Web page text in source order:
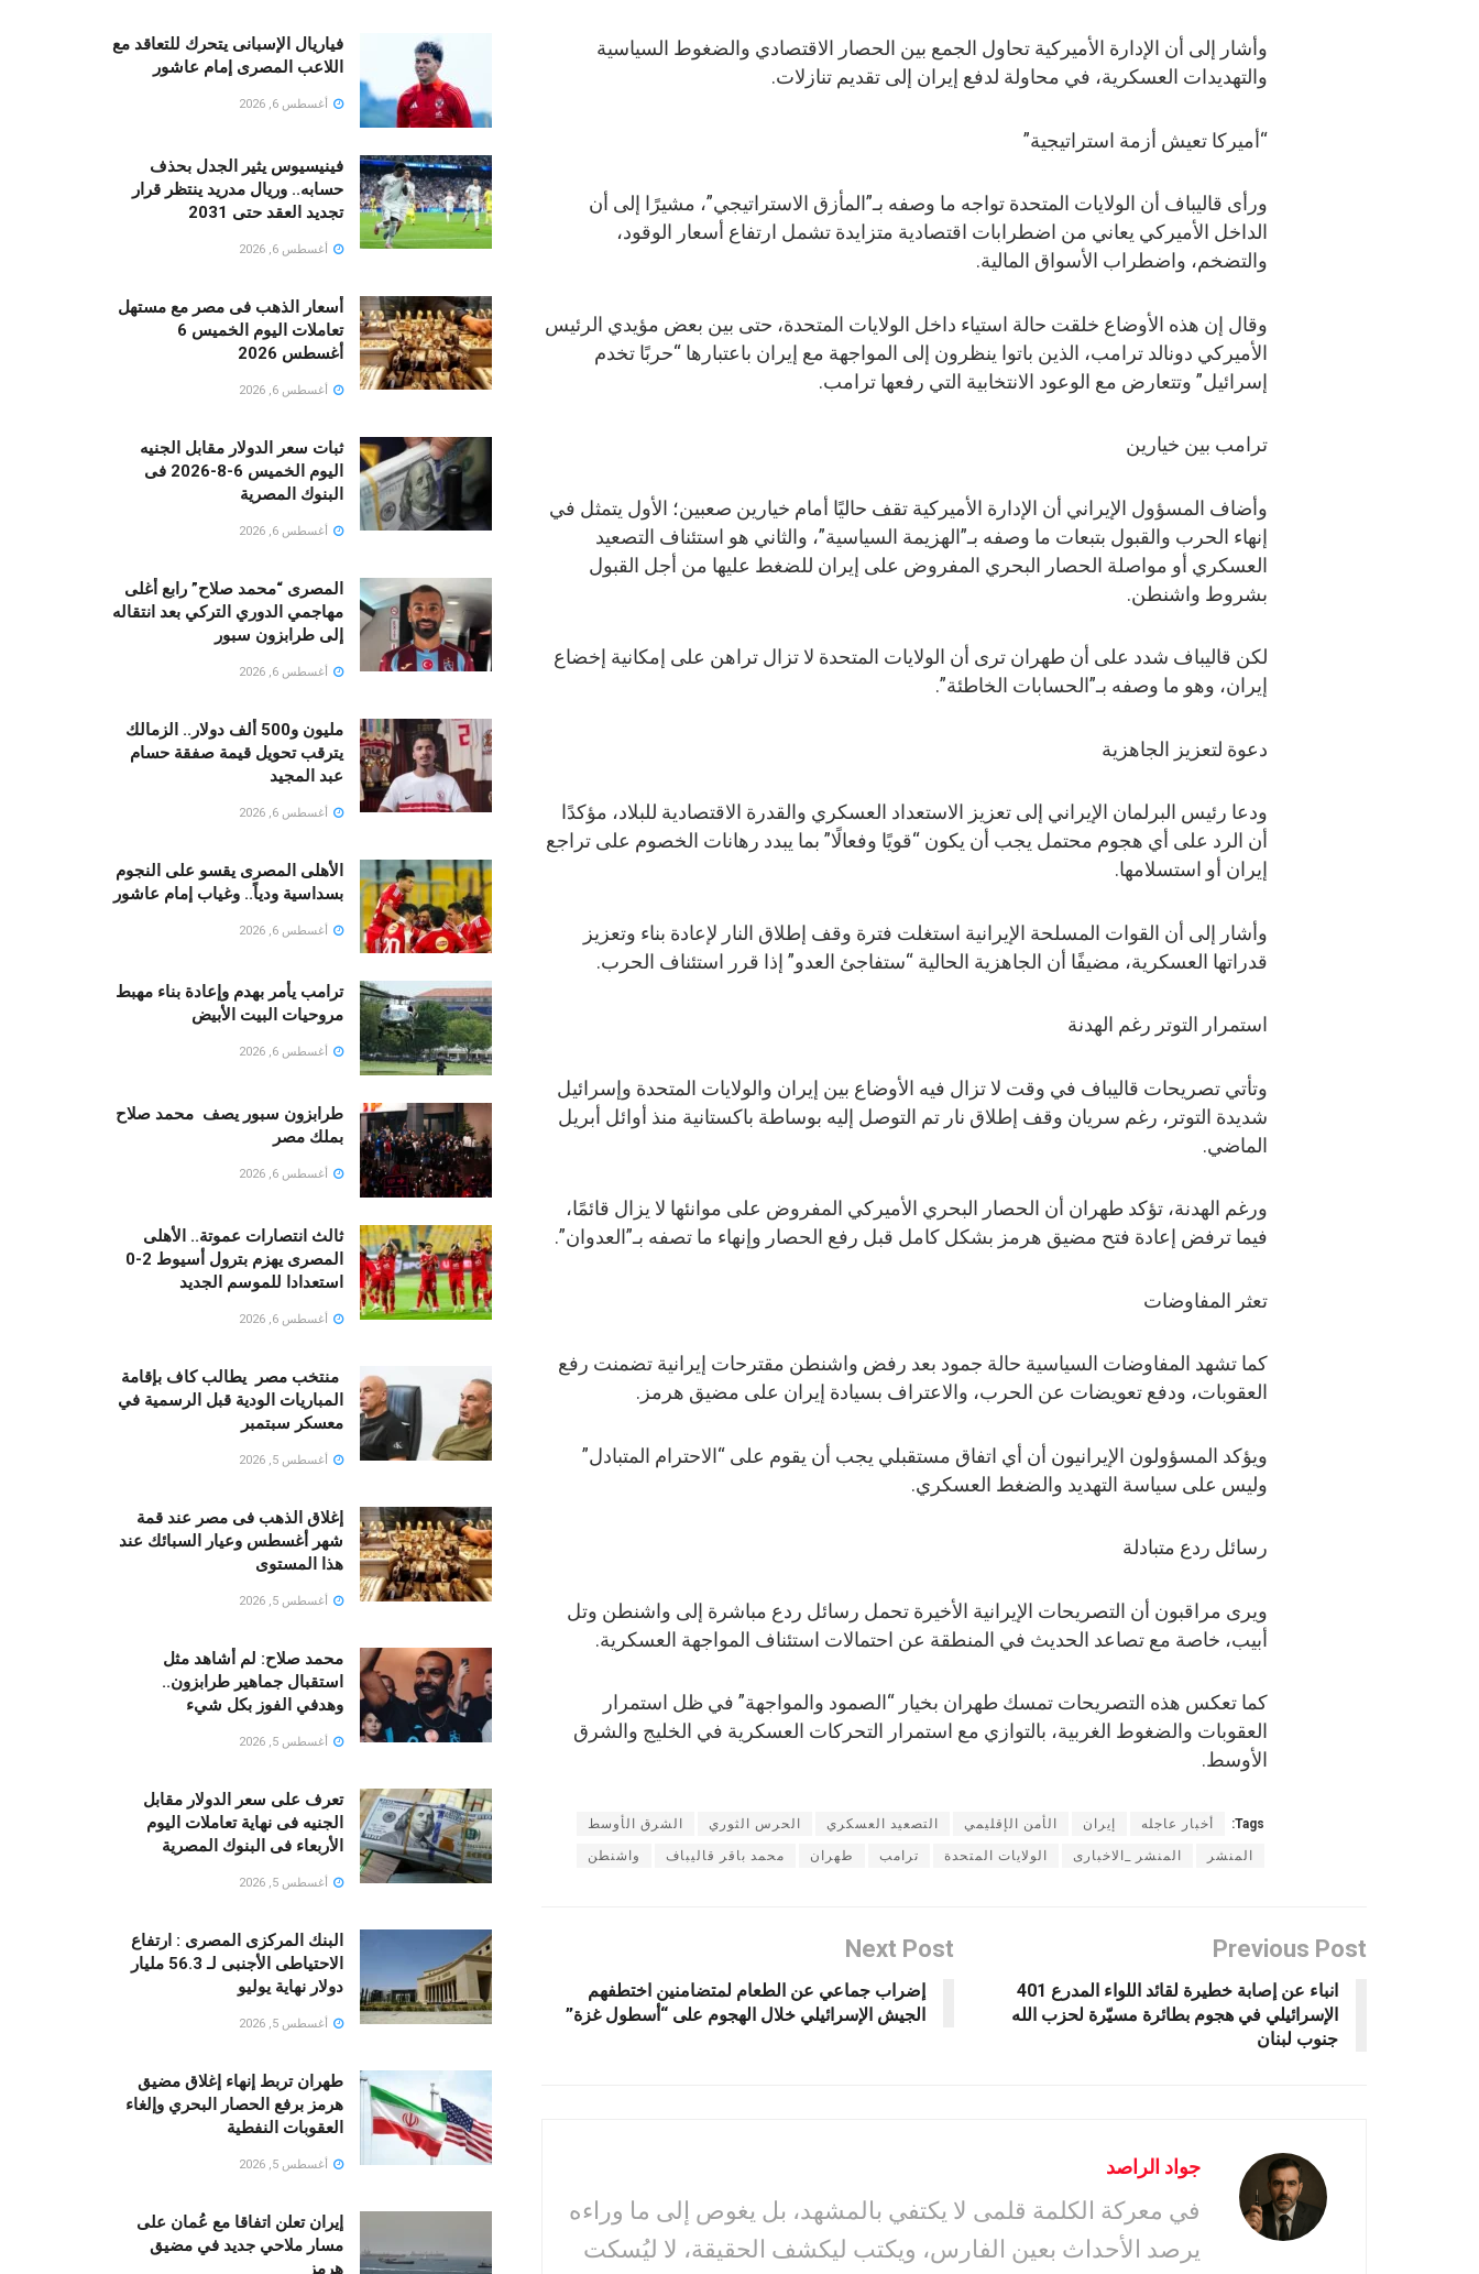
وأشار إلى أن الإدارة الأميركية تحاول الجمع بين الحصار الاقتصادي والضغوط السياسية
والتهديدات العسكرية، في محاولة لدفع إيران إلى تقديم تنازلات.
“أميركا تعيش أزمة استراتيجية”
ورأى قاليباف أن الولايات المتحدة تواجه ما وصفه بـ”المأزق الاستراتيجي”، مشيرًا إلى أن
الداخل الأميركي يعاني من اضطرابات اقتصادية متزايدة تشمل ارتفاع أسعار الوقود،
والتضخم، واضطراب الأسواق المالية.
وقال إن هذه الأوضاع خلقت حالة استياء داخل الولايات المتحدة، حتى بين بعض مؤيدي الرئيس
الأميركي دونالد ترامب، الذين باتوا ينظرون إلى المواجهة مع إيران باعتبارها “حربًا تخدم
إسرائيل” وتتعارض مع الوعود الانتخابية التي رفعها ترامب.
ترامب بين خيارين
وأضاف المسؤول الإيراني أن الإدارة الأميركية تقف حاليًا أمام خيارين صعبين؛ الأول يتمثل في
إنهاء الحرب والقبول بتبعات ما وصفه بـ”الهزيمة السياسية”، والثاني هو استئناف التصعيد
العسكري أو مواصلة الحصار البحري المفروض على إيران للضغط عليها من أجل القبول
بشروط واشنطن.
لكن قاليباف شدد على أن طهران ترى أن الولايات المتحدة لا تزال تراهن على إمكانية إخضاع
إيران، وهو ما وصفه بـ”الحسابات الخاطئة”.
دعوة لتعزيز الجاهزية
ودعا رئيس البرلمان الإيراني إلى تعزيز الاستعداد العسكري والقدرة الاقتصادية للبلاد، مؤكدًا
أن الرد على أي هجوم محتمل يجب أن يكون “قويًا وفعالًا” بما يبدد رهانات الخصوم على تراجع
إيران أو استسلامها.
وأشار إلى أن القوات المسلحة الإيرانية استغلت فترة وقف إطلاق النار لإعادة بناء وتعزيز
قدراتها العسكرية، مضيفًا أن الجاهزية الحالية “ستفاجئ العدو” إذا قرر استئناف الحرب.
استمرار التوتر رغم الهدنة
وتأتي تصريحات قاليباف في وقت لا تزال فيه الأوضاع بين إيران والولايات المتحدة وإسرائيل
شديدة التوتر، رغم سريان وقف إطلاق نار تم التوصل إليه بوساطة باكستانية منذ أوائل أبريل
الماضي.
ورغم الهدنة، تؤكد طهران أن الحصار البحري الأميركي المفروض على موانئها لا يزال قائمًا،
فيما ترفض إعادة فتح مضيق هرمز بشكل كامل قبل رفع الحصار وإنهاء ما تصفه بـ”العدوان”.
تعثر المفاوضات
كما تشهد المفاوضات السياسية حالة جمود بعد رفض واشنطن مقترحات إيرانية تضمنت رفع
العقوبات، ودفع تعويضات عن الحرب، والاعتراف بسيادة إيران على مضيق هرمز.
ويؤكد المسؤولون الإيرانيون أن أي اتفاق مستقبلي يجب أن يقوم على “الاحترام المتبادل”
وليس على سياسة التهديد والضغط العسكري.
رسائل ردع متبادلة
ويرى مراقبون أن التصريحات الإيرانية الأخيرة تحمل رسائل ردع مباشرة إلى واشنطن وتل
أبيب، خاصة مع تصاعد الحديث في المنطقة عن احتمالات استئناف المواجهة العسكرية.
كما تعكس هذه التصريحات تمسك طهران بخيار “الصمود والمواجهة” في ظل استمرار
العقوبات والضغوط الغربية، بالتوازي مع استمرار التحركات العسكرية في الخليج والشرق
الأوسط.
Tags: أخبار عاجله إيران الأمن الإقليمي التصعيد العسكري الحرس الثوري الشرق الأوسط
المنشر المنشر _الاخبارى الولايات المتحدة ترامب طهران محمد باقر قاليباف واشنطن
Previous Post
انباء عن إصابة خطيرة لقائد اللواء المدرع 401
الإسرائيلي في هجوم بطائرة مسيّرة لحزب الله
جنوب لبنان
Next Post
إضراب جماعي عن الطعام لمتضامنين اختطفهم
الجيش الإسرائيلي خلال الهجوم على “أسطول غزة”
جواد الراصد
في معركة الكلمة قلمى لا يكتفي بالمشهد، بل يغوص إلى ما وراءه
يرصد الأحداث بعين الفارس، ويكتب ليكشف الحقيقة، لا ليُسكت
فياريال الإسبانى يتحرك للتعاقد مع
اللاعب المصرى إمام عاشور
أغسطس 6, 2026
فينيسيوس يثير الجدل بحذف
حسابه.. وريال مدريد ينتظر قرار
تجديد العقد حتى 2031
أغسطس 6, 2026
أسعار الذهب فى مصر مع مستهل
تعاملات اليوم الخميس 6
أغسطس 2026
أغسطس 6, 2026
ثبات سعر الدولار مقابل الجنيه
اليوم الخميس 6-8-2026 فى
البنوك المصرية
أغسطس 6, 2026
المصرى “محمد صلاح” رابع أغلى
مهاجمي الدوري التركي بعد انتقاله
إلى طرابزون سبور
أغسطس 6, 2026
مليون و500 ألف دولار.. الزمالك
يترقب تحويل قيمة صفقة حسام
عبد المجيد
أغسطس 6, 2026
الأهلى المصرى يقسو على النجوم
بسداسية ودياً.. وغياب إمام عاشور
أغسطس 6, 2026
ترامب يأمر بهدم وإعادة بناء مهبط
مروحيات البيت الأبيض
أغسطس 6, 2026
طرابزون سبور يصف محمد صلاح
بملك مصر
أغسطس 6, 2026
ثالث انتصارات عموتة.. الأهلى
المصرى يهزم بترول أسيوط 2-0
استعدادا للموسم الجديد
أغسطس 6, 2026
منتخب مصر يطالب كاف بإقامة
المباريات الودية قبل الرسمية في
معسكر سبتمبر
أغسطس 5, 2026
إغلاق الذهب فى مصر عند قمة
شهر أغسطس وعيار السبائك عند
هذا المستوى
أغسطس 5, 2026
محمد صلاح: لم أشاهد مثل
استقبال جماهير طرابزون..
وهدفي الفوز بكل شيء
أغسطس 5, 2026
تعرف على سعر الدولار مقابل
الجنيه فى نهاية تعاملات اليوم
الأربعاء فى البنوك المصرية
أغسطس 5, 2026
البنك المركزى المصرى : ارتفاع
الاحتياطى الأجنبى لـ 56.3 مليار
دولار نهاية يوليو
أغسطس 5, 2026
طهران تربط إنهاء إغلاق مضيق
هرمز برفع الحصار البحري وإلغاء
العقوبات النفطية
أغسطس 5, 2026
إيران تعلن اتفاقا مع عُمان على
مسار ملاحي جديد في مضيق
هرمز